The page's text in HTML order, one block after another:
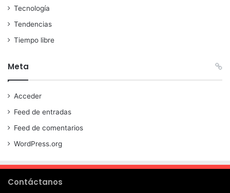
Tecnología
Tendencias
Tiempo libre
Meta
Acceder
Feed de entradas
Feed de comentarios
WordPress.org
Contáctanos